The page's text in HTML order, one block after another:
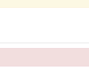
。300枚限定。